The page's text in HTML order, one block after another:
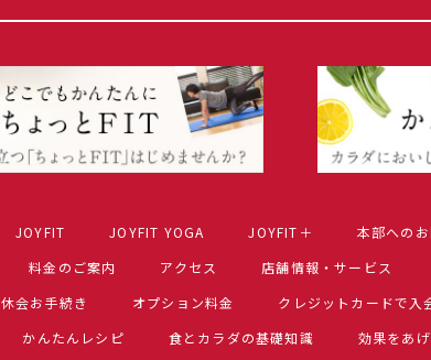
JOYFIT JOYFIT YOGA JOYFIT＋ 本部への
料金のご案内 アクセス 店舗情報・サービス
休会お手続き オプション料金 クレジットカードで入
かんたんレシピ 食とカラダの基礎知識
効果をあ